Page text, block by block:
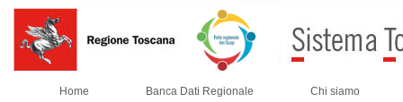
Home Banca Dati Regionale Chi siamo